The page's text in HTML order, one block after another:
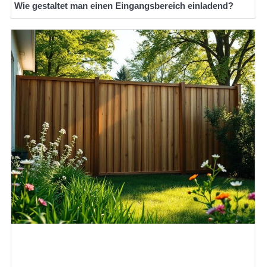
Wie gestaltet man einen Eingangsbereich einladend?